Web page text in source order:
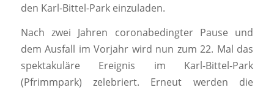
den Karl-Bittel-Park einzuladen.
Nach zwei Jahren coronabedingter Pause und
dem Ausfall im Vorjahr wird nun zum 22. Mal das
spektakuläre Ereignis im Karl-Bittel-Park
(Pfrimmpark) zelebriert. Erneut werden die